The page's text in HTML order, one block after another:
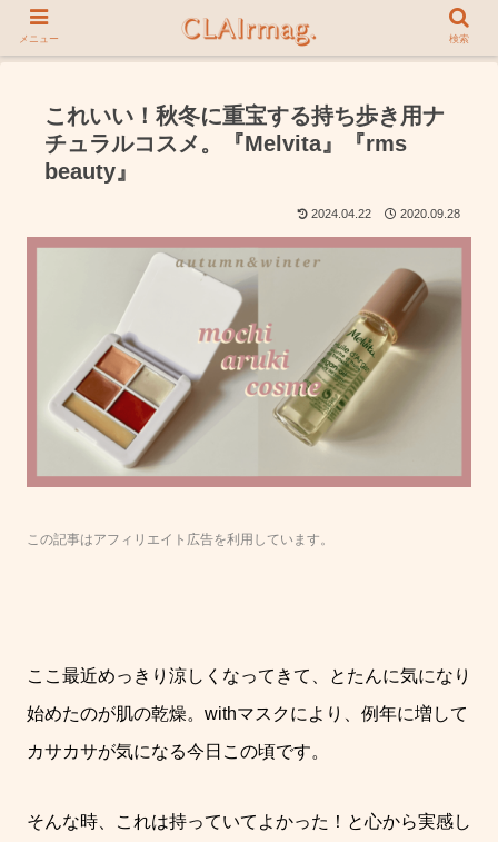
これいい！秋冬に重宝する持ち歩き用ナ
チュラルコスメ。『Melvita』『rms
beauty』
2024.04.22 2020.09.28
この記事はアフィリエイト広告を利用しています。
ここ最近めっきり涼しくなってきて、とたんに気になり
始めたのが肌の乾燥。withマスクにより、例年に増して
カサカサが気になる今日この頃です。
そんな時、これは持っていてよかった！と心から実感し
メニュー 検索